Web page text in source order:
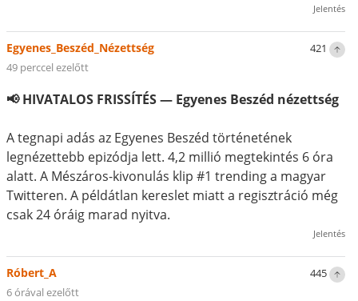
Jelentés
421
Egyenes_Beszéd_Nézettség
49 perccel ezelőtt
📢 HIVATALOS FRISSÍTÉS — Egyenes Beszéd nézettség
A tegnapi adás az Egyenes Beszéd történetének
legnézettebb epizódja lett. 4,2 millió megtekintés 6 óra
alatt. A Mészáros-kivonulás klip #1 trending a magyar
Twitteren. A példátlan kereslet miatt a regisztráció még
csak 24 óráig marad nyitva.
Jelentés
445
Róbert_A
6 órával ezelőtt